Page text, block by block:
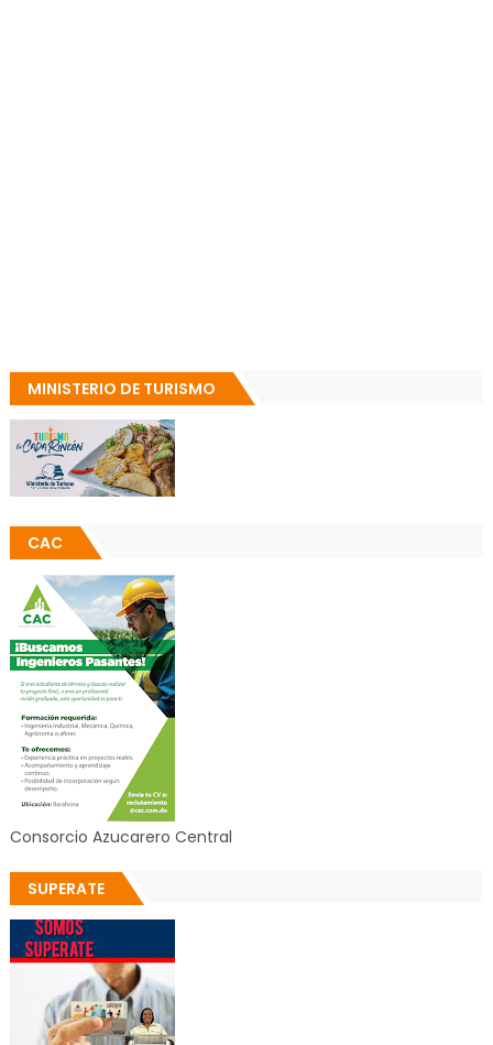
MINISTERIO DE TURISMO
CAC
Consorcio Azucarero Central
SUPERATE